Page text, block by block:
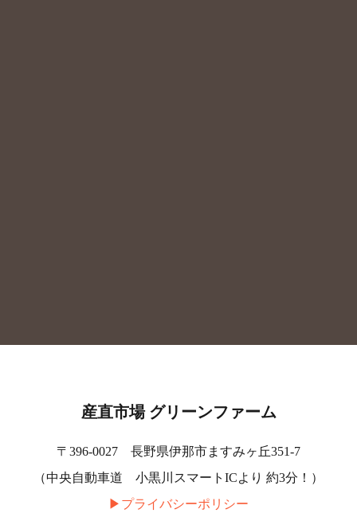
産直市場 グリーンファーム
〒396-0027 長野県伊那市ますみヶ丘351-7
（中央自動車道 小黒川スマートICより 約3分！）
▶︎プライバシーポリシー